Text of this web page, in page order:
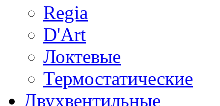
Regia
D'Art
Локтевые
Термостатические
Двухвентильные